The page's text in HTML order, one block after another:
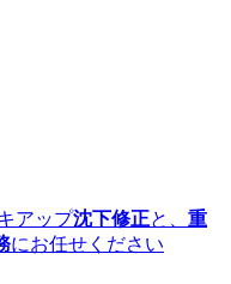
アップ沈下修正と、 重
にお任せください